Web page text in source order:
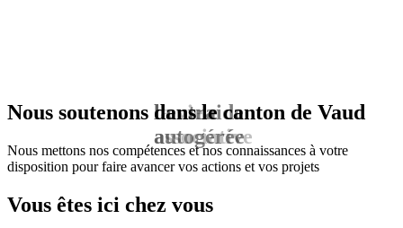
Nous soutenons l'entraide
autogérée
dans le canton de Vaud
Nous mettons nos compétences et nos connaissances à votre
disposition pour faire avancer vos actions et vos projets
Vous êtes ici chez vous